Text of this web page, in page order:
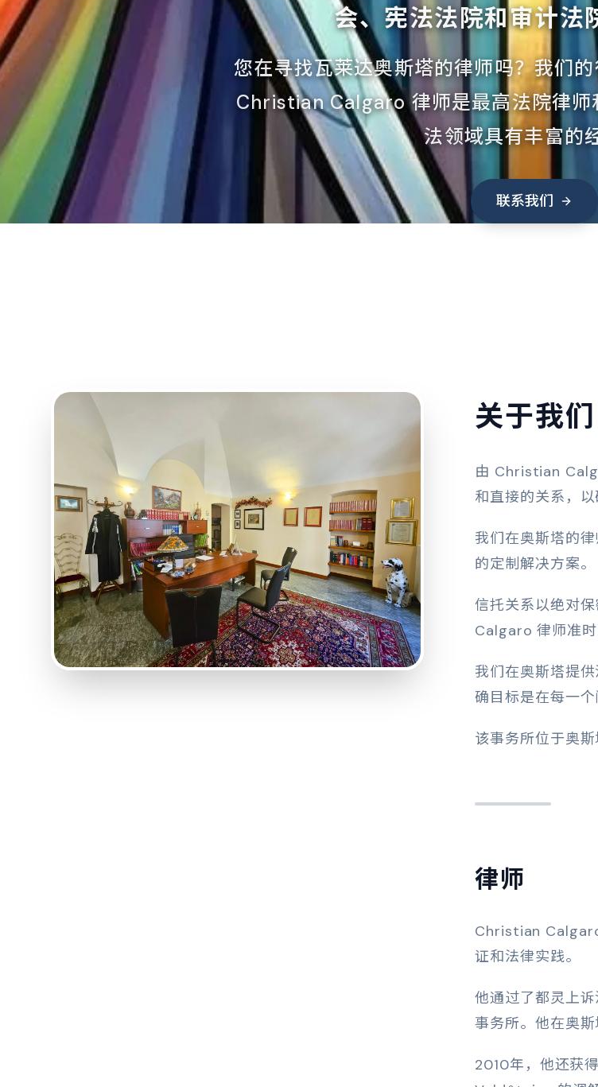
会、宪法法院和审计法
您在寻找瓦莱达奥斯塔的律师吗？我们
Christian Calgaro 律师是最高法院律师
法领域具有丰富的
联系我们
关于我
由 Christian
和直接的关系，
我们在奥斯塔的
的定制解决方案。
信托关系以绝对
Calgaro 律师准时
我们在奥斯塔提
确目标是在每一个
该事务所位于奥
律师
Christian
证和法律实践。
他通过了都灵上
事务所。他在奥斯
2010年，他还获